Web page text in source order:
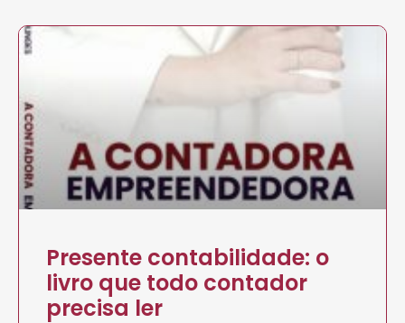
Presente contabilidade: o
livro que todo contador
precisa ler